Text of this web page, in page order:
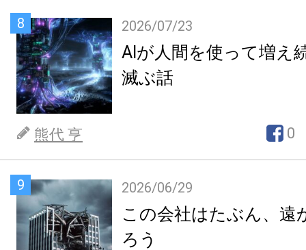
8 2026/07/23
AIが人間を使って増え
滅ぶ話
熊代 亨 0
9 2026/06/29
この会社はたぶん、遠
ろう